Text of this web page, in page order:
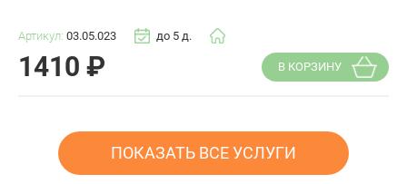
Артикул: 03.05.023 до 5 д.
1410 ₽ В КОРЗИНУ
ПОКАЗАТЬ ВСЕ УСЛУГИ